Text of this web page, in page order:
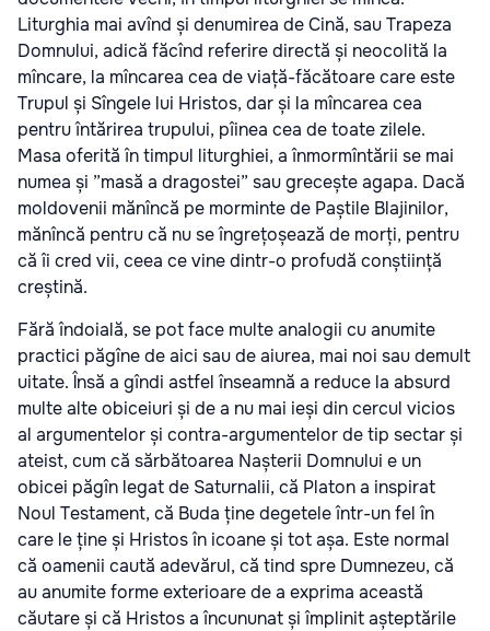
Liturghia mai avînd și denumirea de Cină, sau Trapeza
Domnului, adică făcînd referire directă și neocolită la
mîncare, la mîncarea cea de viață-făcătoare care este
Trupul și Sîngele lui Hristos, dar și la mîncarea cea
pentru întărirea trupului, pîinea cea de toate zilele.
Masa oferită în timpul liturghiei, a înmormîntării se mai
numea și ”masă a dragostei” sau grecește agapa. Dacă
moldovenii mănîncă pe morminte de Paștile Blajinilor,
mănîncă pentru că nu se îngrețoșează de morți, pentru
că îi cred vii, ceea ce vine dintr-o profudă conștiință
creștină.
Fără îndoială, se pot face multe analogii cu anumite
practici păgîne de aici sau de aiurea, mai noi sau demult
uitate. Însă a gîndi astfel înseamnă a reduce la absurd
multe alte obiceiuri și de a nu mai ieși din cercul vicios
al argumentelor și contra-argumentelor de tip sectar și
ateist, cum că sărbătoarea Nașterii Domnului e un
obicei păgîn legat de Saturnalii, că Platon a inspirat
Noul Testament, că Buda ține degetele într-un fel în
care le ține și Hristos în icoane și tot așa. Este normal
că oamenii caută adevărul, că tind spre Dumnezeu, că
au anumite forme exterioare de a exprima această
căutare și că Hristos a încununat și împlinit așteptările